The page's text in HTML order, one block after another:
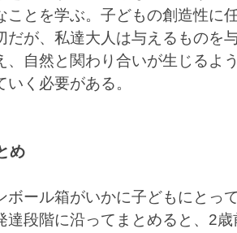
ことを学ぶ。子どもの創造性に
だが、私達大人は与えるものを
、自然と関わり合いが生じるよ
いく必要がある。
め
ール箱がいかに子どもにとっ
達段階に沿ってまとめると、2